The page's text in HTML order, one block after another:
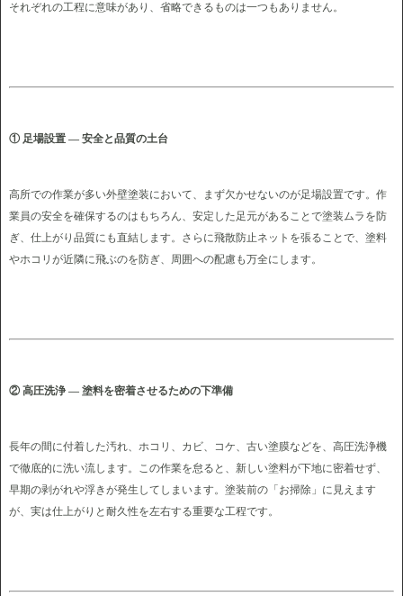
それぞれの工程に意味があり、省略できるものは一つもありません。
① 足場設置 ― 安全と品質の土台
高所での作業が多い外壁塗装において、まず欠かせないのが足場設置です。作
業員の安全を確保するのはもちろん、安定した足元があることで塗装ムラを防
ぎ、仕上がり品質にも直結します。さらに飛散防止ネットを張ることで、塗料
やホコリが近隣に飛ぶのを防ぎ、周囲への配慮も万全にします。
② 高圧洗浄 ― 塗料を密着させるための下準備
長年の間に付着した汚れ、ホコリ、カビ、コケ、古い塗膜などを、高圧洗浄機
で徹底的に洗い流します。この作業を怠ると、新しい塗料が下地に密着せず、
早期の剥がれや浮きが発生してしまいます。塗装前の「お掃除」に見えます
が、実は仕上がりと耐久性を左右する重要な工程です。